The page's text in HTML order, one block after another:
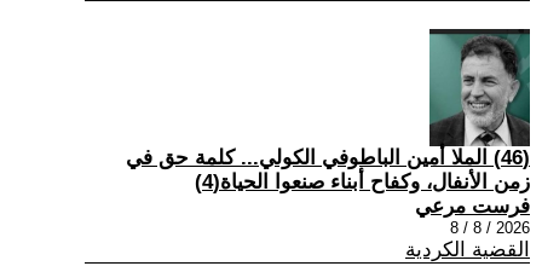
(46) الملا أمين الباطوفي الكولي... كلمة حق في
زمن الأنفال، وكفاح أبناء صنعوا الحياة(4)
فرست مرعي
2026 / 8 / 8
القضية الكردية